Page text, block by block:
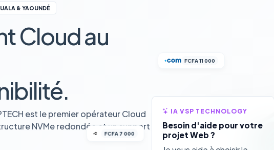
& YAOUNDÉ
Cloud au
est le premier opérateur Cloud
NVMe redondée et un support
IA VSP TECHNOLOGY
Besoin d'aide pour votre
projet Web ?
FCFA 11 000
FCFA 7 000